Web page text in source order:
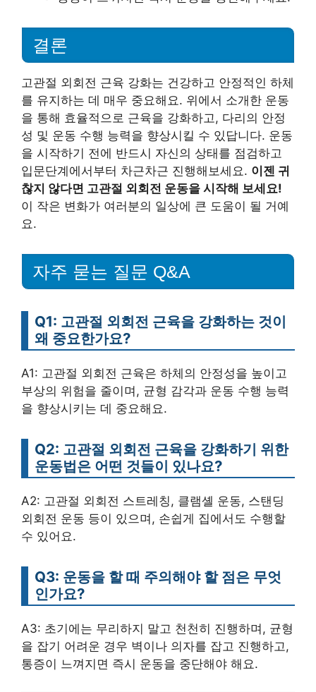
결론
고관절 외회전 근육 강화는 건강하고 안정적인 하체
를 유지하는 데 매우 중요해요. 위에서 소개한 운동
을 통해 효율적으로 근육을 강화하고, 다리의 안정
성 및 운동 수행 능력을 향상시킬 수 있답니다. 운동
을 시작하기 전에 반드시 자신의 상태를 점검하고
입문단계에서부터 차근차근 진행해보세요. 이젠 귀
찮지 않다면 고관절 외회전 운동을 시작해 보세요!
이 작은 변화가 여러분의 일상에 큰 도움이 될 거예
요.
자주 묻는 질문 Q&A
Q1: 고관절 외회전 근육을 강화하는 것이
왜 중요한가요?
A1: 고관절 외회전 근육은 하체의 안정성을 높이고
부상의 위험을 줄이며, 균형 감각과 운동 수행 능력
을 향상시키는 데 중요해요.
Q2: 고관절 외회전 근육을 강화하기 위한
운동법은 어떤 것들이 있나요?
A2: 고관절 외회전 스트레칭, 클램셸 운동, 스탠딩
외회전 운동 등이 있으며, 손쉽게 집에서도 수행할
수 있어요.
Q3: 운동을 할 때 주의해야 할 점은 무엇
인가요?
A3: 초기에는 무리하지 말고 천천히 진행하며, 균형
을 잡기 어려운 경우 벽이나 의자를 잡고 진행하고,
통증이 느껴지면 즉시 운동을 중단해야 해요.